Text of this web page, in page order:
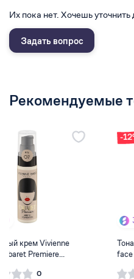
Их пока нет. Хочешь
Задать вопрос
Рекомендуемые
-12%
334
Тональный крем oh my clear
face foundation №4...